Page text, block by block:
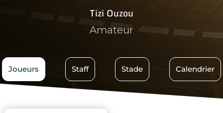
Tizi Ouzou
Amateur
Joueurs Staff Stade Calendrier